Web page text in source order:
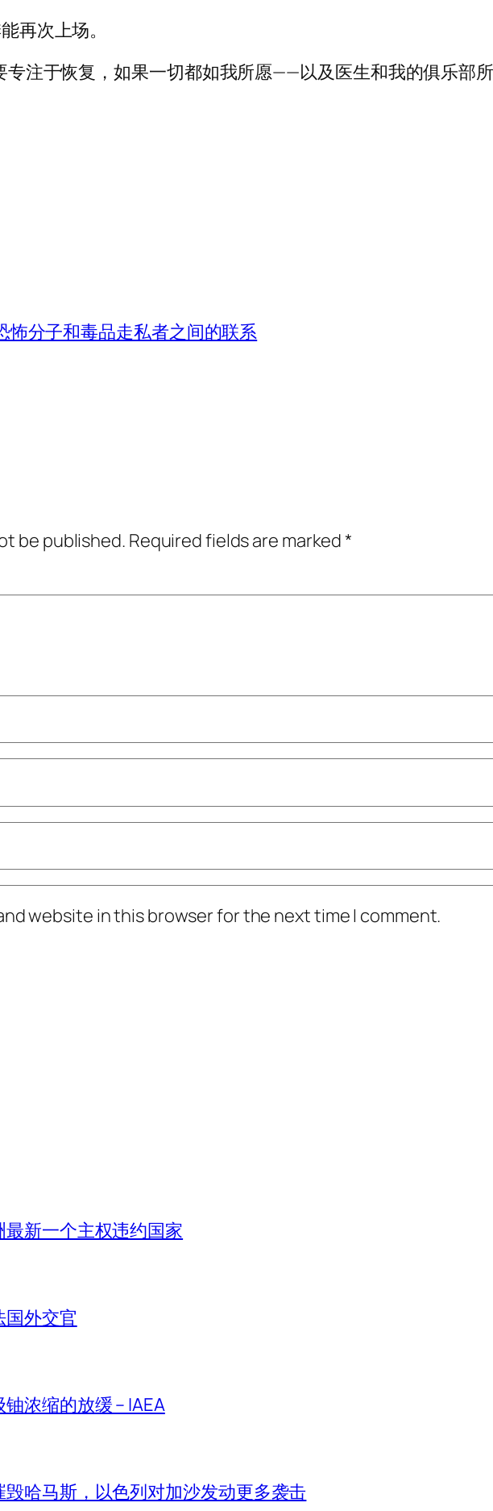
再次上场。
专注于恢复，如果一切都如我所愿——以及医生和我的俱乐部
怖分子和毒品走私者之间的联系
be published. Required fields are marked*
website in this browser for the next time I comment.
新一个主权违约国家
国外交官
浓缩的放缓 – IAEA
哈马斯，以色列对加沙发动更多袭击